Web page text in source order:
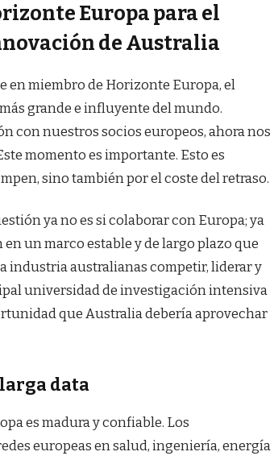
Europa para el
de Australia
en miembro de Horizonte Europa, el
grande e influyente del mundo.
con nuestros socios europeos, ahora nos
momento es importante. Esto es
sino también por el coste del retraso.
ya no es si colaborar con Europa; ya
un marco estable y de largo plazo que
industria australianas competir, liderar y
universidad de investigación intensiva
que Australia debería aprovechar
data
es madura y confiable. Los
europeas en salud, ingeniería, energía